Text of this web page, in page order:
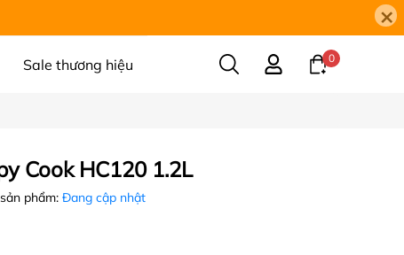
×
Sale thương hiệu 0
Cook HC120 1.2L
phẩm: Đang cập nhật